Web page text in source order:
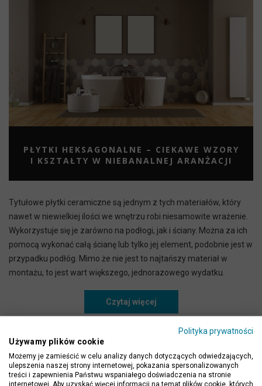
PŁYTKI HEKSAGONALNE – CIEKAWE WZORY
I KSZTAŁTY W NIEBANALNEJ ARANŻACJI
Tytułowe płytki ceramiczne są jednym z tych materiałów, który
nawet w niewielkiej ilości we wnętrzu robi niesamowite wrażenie.
Wykorzystuje się je zarówno na podłogi, jak i ściany. Można za ich
pomocą wykonać całą ścianę lub tylko jej element, podobnie jest w
przypadku podłóg. Mimo że nie jest to najtańszy materiał w
montażu, to jest wart większego, jednorazowego wydatku.
Czytaj więcej
Poprzednia 1 ... 59 60 61 62 63 ... 68
Polityka prywatności
Używamy plików cookie
Możemy je zamieścić w celu analizy danych dotyczących odwiedzających,
ulepszenia naszej strony internetowej, pokazania spersonalizowanych
treści i zapewnienia Państwu wspaniałego doświadczenia na stronie
internetowej. Aby uzyskać więcej informacji na temat plików cookie, których